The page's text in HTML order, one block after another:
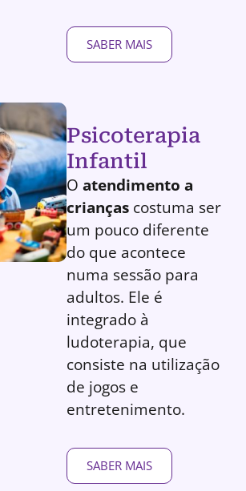
SABER MAIS
Psicoterapia
Infantil
O atendimento a
crianças costuma ser
um pouco diferente
do que acontece
numa sessão para
adultos. Ele é
integrado à
ludoterapia, que
consiste na utilização
de jogos e
entretenimento.
SABER MAIS